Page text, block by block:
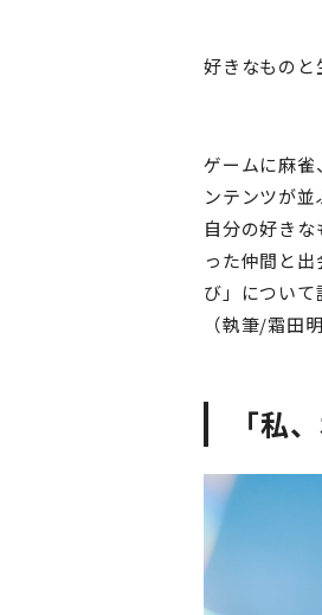
好きなものと
ゲームに麻雀
ンテンツが
自分の好き
った仲間と
び」について
（執筆/霜田
「私